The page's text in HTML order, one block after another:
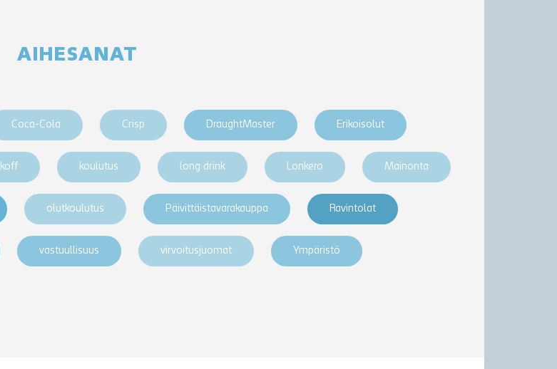
AIHESANAT
Coca-Cola Crisp DraughtMaster Erikoisolut
koff koulutus long drink Lonkero Mainonta
olutkoulutus Päivittäistavarakauppa Ravintolat
vastuullisuus virvoitusjuomat Ympäristö